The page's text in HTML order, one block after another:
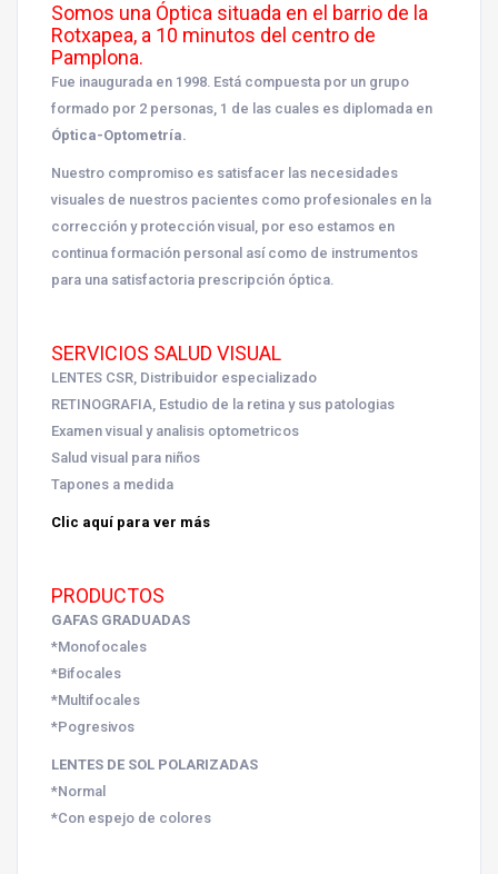
Somos una Óptica situada en el barrio de la
Rotxapea, a 10 minutos del centro de
Pamplona.
Fue inaugurada en 1998. Está compuesta por un grupo
formado por 2 personas, 1 de las cuales es diplomada en
Óptica-Optometría.
Nuestro compromiso es satisfacer las necesidades
visuales de nuestros pacientes como profesionales en la
corrección y protección visual, por eso estamos en
continua formación personal así como de instrumentos
para una satisfactoria prescripción óptica.
SERVICIOS SALUD VISUAL
LENTES CSR, Distribuidor especializado
RETINOGRAFIA, Estudio de la retina y sus patologias
Examen visual y analisis optometricos
Salud visual para niños
Tapones a medida
Clic aquí para ver más
PRODUCTOS
GAFAS GRADUADAS
*Monofocales
*Bifocales
*Multifocales
*Pogresivos
LENTES DE SOL POLARIZADAS
*Normal
*Con espejo de colores